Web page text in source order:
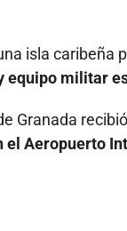
isla caribeña
equipo militar
Granada
Aeropuerto